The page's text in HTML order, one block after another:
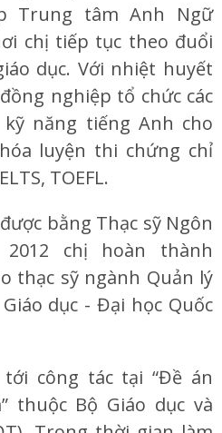
Trung tâm Anh Ngữ
chị tiếp tục theo đuổi
dục. Với nhiệt huyết
nghiệp tổ chức các
năng tiếng Anh cho
luyện thi chứng chỉ
TOEFL.
bằng Thạc sỹ Ngôn
chị hoàn thành
thạc sỹ ngành Quản lý
dục - Đại học Quốc
công tác tại “Đề án
thuộc Bộ Giáo dục và